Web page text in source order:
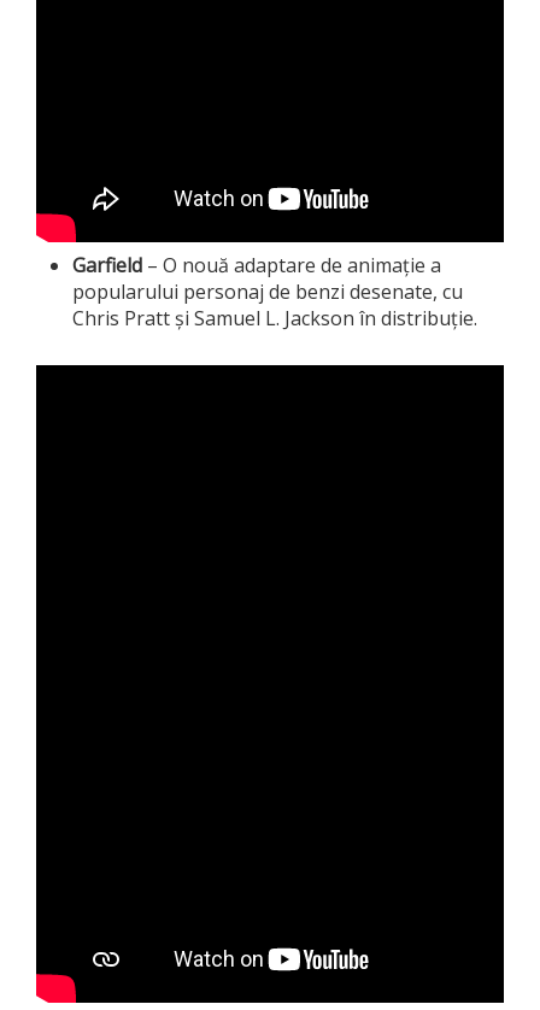
Garfield – O nouă adaptare de animație a
popularului personaj de benzi desenate, cu
Chris Pratt și Samuel L. Jackson în distribuție.